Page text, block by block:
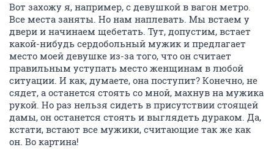
Вот захожу я, например, с девушкой в вагон метро.
Все места заняты. Но нам наплевать. Мы встаем у
двери и начинаем щебетать. Тут, допустим, встает
какой-нибудь сердобольный мужик и предлагает
место моей девушке из-за того, что он считает
правильным уступать место женщинам в любой
ситуации. И как, думаете, она поступит? Конечно, не
сядет, а останется стоять со мной, махнув на мужика
рукой. Но раз нельзя сидеть в присутствии стоящей
дамы, он останется стоять и выглядеть дураком. Да,
кстати, встают все мужики, считающие так же как
он. Во картина!